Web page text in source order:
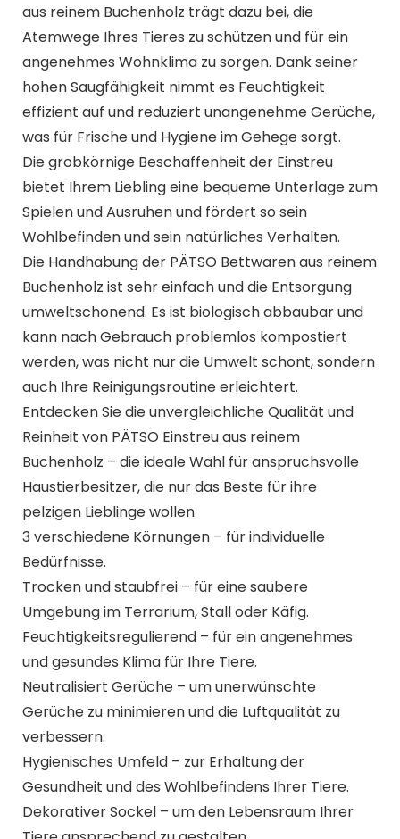
aus reinem Buchenholz trägt dazu bei, die
Atemwege Ihres Tieres zu schützen und für ein
angenehmes Wohnklima zu sorgen. Dank seiner
hohen Saugfähigkeit nimmt es Feuchtigkeit
effizient auf und reduziert unangenehme Gerüche,
was für Frische und Hygiene im Gehege sorgt.
Die grobkörnige Beschaffenheit der Einstreu
bietet Ihrem Liebling eine bequeme Unterlage zum
Spielen und Ausruhen und fördert so sein
Wohlbefinden und sein natürliches Verhalten.
Die Handhabung der PÄTSO Bettwaren aus reinem
Buchenholz ist sehr einfach und die Entsorgung
umweltschonend. Es ist biologisch abbaubar und
kann nach Gebrauch problemlos kompostiert
werden, was nicht nur die Umwelt schont, sondern
auch Ihre Reinigungsroutine erleichtert.
Entdecken Sie die unvergleichliche Qualität und
Reinheit von PÄTSO Einstreu aus reinem
Buchenholz – die ideale Wahl für anspruchsvolle
Haustierbesitzer, die nur das Beste für ihre
pelzigen Lieblinge wollen
3 verschiedene Körnungen – für individuelle
Bedürfnisse.
Trocken und staubfrei – für eine saubere
Umgebung im Terrarium, Stall oder Käfig.
Feuchtigkeitsregulierend – für ein angenehmes
und gesundes Klima für Ihre Tiere.
Neutralisiert Gerüche – um unerwünschte
Gerüche zu minimieren und die Luftqualität zu
verbessern.
Hygienisches Umfeld – zur Erhaltung der
Gesundheit und des Wohlbefindens Ihrer Tiere.
Dekorativer Sockel – um den Lebensraum Ihrer